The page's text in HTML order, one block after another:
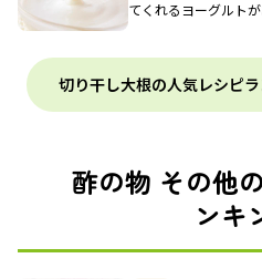
てくれるヨーグルト
切り干し大根の人気レシピ
酢の物 その他
ンキ